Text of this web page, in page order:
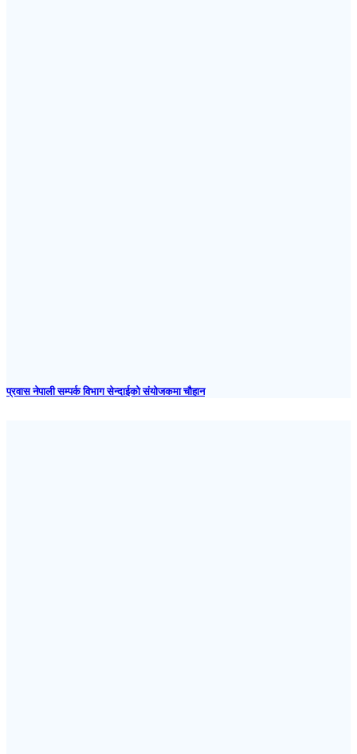
प्रवास नेपाली सम्पर्क विभाग सेन्दाईको संयोजकमा चौहान